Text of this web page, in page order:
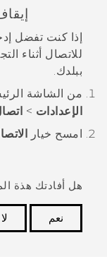
إذا كنت تفضل
للاتصال أثناء
ببلدك.
من الشاشة
الإعدادات >
امسح خيار
هل أفادتك هذة
نعم
لا